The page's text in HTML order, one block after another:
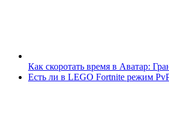
Как скоротать время в Аватар:
Есть ли в LEGO Fortnite режим